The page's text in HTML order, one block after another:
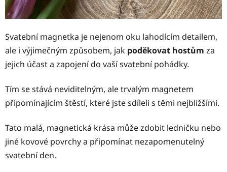
Svatební magnetka je nejenom oku lahodícím detailem,
ale i výjimečným způsobem, jak poděkovat hostům za
jejich účast a zapojení do vaší svatební pohádky.
Tím se stává neviditelným, ale trvalým magnetem
připomínajícím štěstí, které jste sdíleli s těmi nejbližšími.
Tato malá, magnetická krása může zdobit ledničku nebo
jiné kovové povrchy a připomínat nezapomenutelný
svatební den.